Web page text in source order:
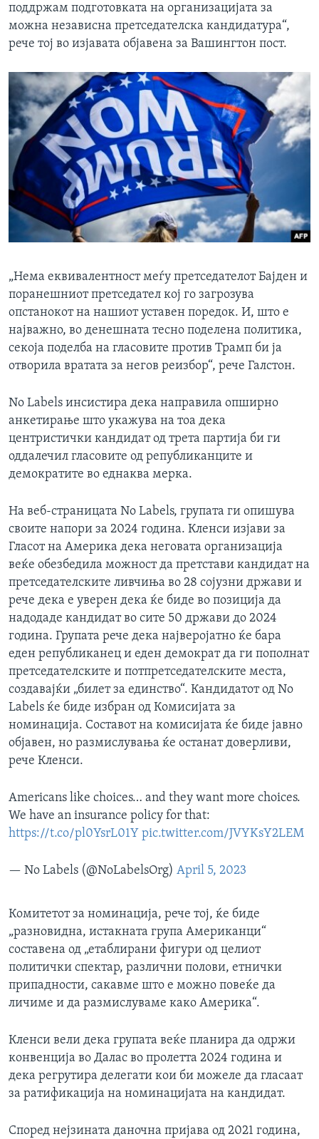
поддржам подготовката на организацијата за
можна независна претседателска кандидатура“,
рече тој во изјавата објавена за Вашингтон пост.
„Нема еквивалентност меѓу претседателот Бајден и
поранешниот претседател кој го загрозува
опстанокот на нашиот уставен поредок. И, што е
најважно, во денешната тесно поделена политика,
секоја поделба на гласовите против Трамп би ја
отворила вратата за негов реизбор“, рече Галстон.
No Labels инсистира дека направила опширно
анкетирање што укажува на тоа дека
центристички кандидат од трета партија би ги
оддалечил гласовите од републиканците и
демократите во еднаква мерка.
На веб-страницата No Labels, групата ги опишува
своите напори за 2024 година. Кленси изјави за
Гласот на Америка дека неговата организација
веќе обезбедила можност да претстави кандидат на
претседателските ливчиња во 28 сојузни држави и
рече дека е уверен дека ќе биде во позиција да
надодаде кандидат во сите 50 држави до 2024
година. Групата рече дека најверојатно ќе бара
еден републиканец и еден демократ да ги пополнат
претседателските и потпретседателските места,
создавајќи „билет за единство“. Кандидатот од No
Labels ќе биде избран од Комисијата за
номинација. Составот на комисијата ќе биде јавно
објавен, но размислувања ќе останат доверливи,
рече Кленси.
Americans like choices… and they want more choices.
We have an insurance policy for that:
https://t.co/pl0YsrL01Y pic.twitter.com/JVYKsY2LEM
— No Labels (@NoLabelsOrg) April 5, 2023
Комитетот за номинација, рече тој, ќе биде
„разновидна, истакната група Американци“
составена од „етаблирани фигури од целиот
политички спектар, различни полови, етнички
припадности, сакавме што е можно повеќе да
личиме и да размислуваме како Америка“.
Кленси вели дека групата веќе планира да одржи
конвенција во Далас во пролетта 2024 година и
дека регрутира делегати кои би можеле да гласаат
за ратификација на номинацијата на кандидат.
Според нејзината даночна пријава од 2021 година,